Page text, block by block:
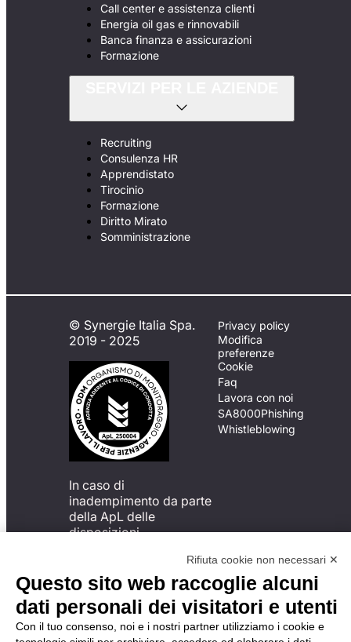
Call center e assistenza clienti
Energia oil gas e rinnovabili
Banca finanza e assicurazioni
Formazione
Recruiting
Consulenza HR
Apprendistato
Tirocinio
Formazione
Diritto Mirato
Somministrazione
© Synergie Italia Spa.
2019 - 2025
In caso di
inadempimento da parte
della ApL delle
disposizioni
possibile presentare un
reclamo
all’Organismo di
Monitoraggio utilizzando
una delle modalità
Privacy policy
Modifica
preferenze
Cookie
Faq
Lavora con noi
SA8000Phishing
Whistleblowing
Rifiuta cookie non necessari ✕
Questo sito web raccoglie alcuni
dati personali dei visitatori e utenti
Con il tuo consenso, noi e i nostri partner utilizziamo i cookie e